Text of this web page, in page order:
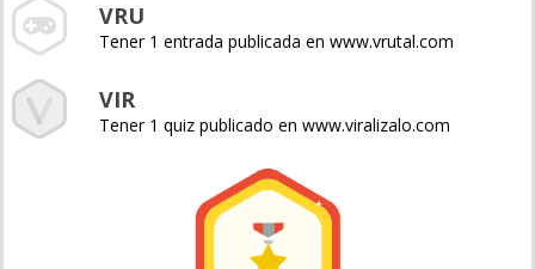
VRU
Tener 1 entrada publicada en www.vrutal.com
VIR
Tener 1 quiz publicado en www.viralizalo.com